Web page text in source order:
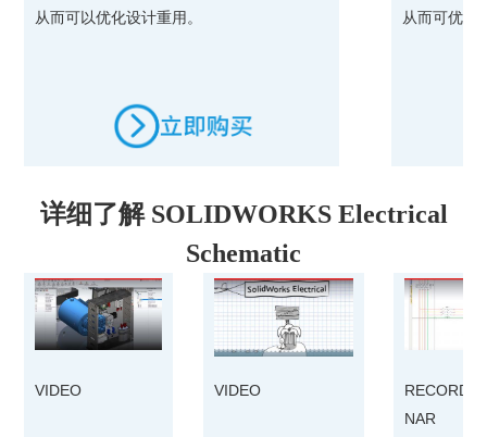
从而可以优化设计重用。
从而可优化
详细了解 SOLIDWORKS Electrical
Schematic
VIDEO VIDEO
NAR